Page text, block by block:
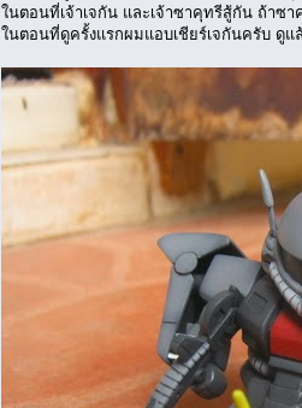
ในตอนที่เจ้าเจกัน และเจ้าซาคุทรีสู้กัน ถ้าซ
ในตอนที่ดูครั้งแรกผมแอบเชียร์เจกันครับ ดูแ